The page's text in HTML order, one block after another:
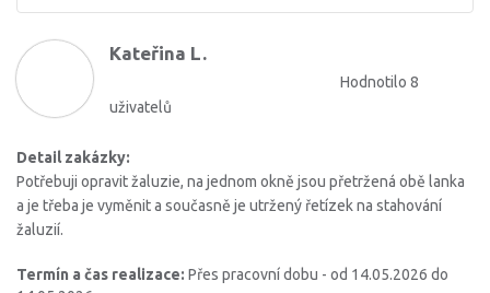
Kateřina L.
Hodnotilo 8
uživatelů
Detail zakázky:
Potřebuji opravit žaluzie, na jednom okně jsou přetržená obě lanka
a je třeba je vyměnit a současně je utržený řetízek na stahování
žaluzií.
Termín a čas realizace: Přes pracovní dobu - od 14.05.2026 do